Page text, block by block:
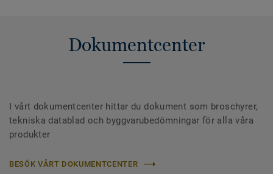
Dokumentcenter
I vårt dokumentcenter hittar du dokument som broschyrer,
tekniska datablad och byggvarubedömningar för alla våra
produkter
BESÖK VÅRT DOKUMENTCENTER